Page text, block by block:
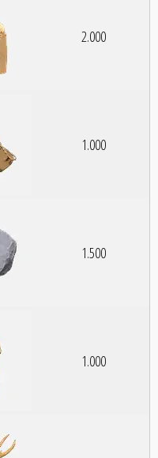
2.000
1.000
1.500
1.000